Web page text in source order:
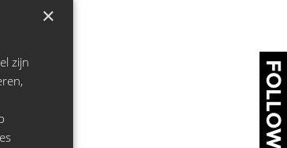
FOLLOW US
×
zijn